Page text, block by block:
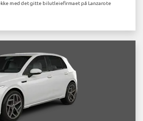
med det gitte bilutleiefirmaet på Lanzarote